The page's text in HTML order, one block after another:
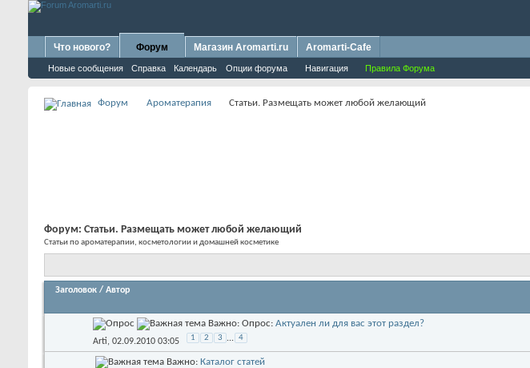
Что нового? Форум
Новые сообщения Справка Календарь Опции форума Навигация Правила Форума
Магазин Aromarti.ru Aromarti-Cafe
Форум Ароматерапия Статьи. Размещать может любой желающий
Форум: Статьи. Размещать может любой желающий
Статьи по ароматерапии, косметологии и домашней косметике
Заголовок / Автор
Важно: Опрос: Актуален ли для вас этот раздел?
Arti, 02.09.2010 03:05 1 2 3 ... 4
Важно: Каталог статей